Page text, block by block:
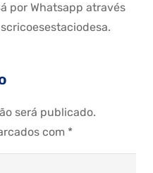
por Whatsapp através
será publicado.
com *